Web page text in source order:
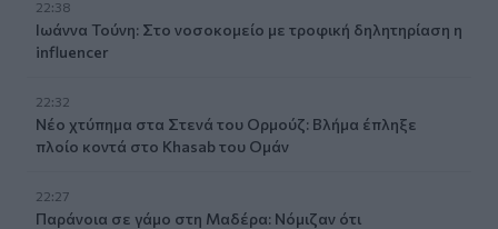
22:38
Ιωάννα Τούνη: Στο νοσοκομείο με τροφική δηλητηρίαση η
influencer
22:32
Νέο χτύπημα στα Στενά του Ορμούζ: Βλήμα έπληξε
πλοίο κοντά στο Khasab του Ομάν
22:27
Παράνοια σε γάμο στη Μαδέρα: Νόμιζαν ότι